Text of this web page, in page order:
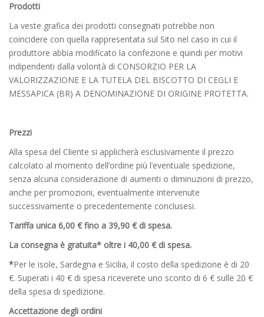
Prodotti
La veste grafica dei prodotti consegnati potrebbe non
coincidere con quella rappresentata sul Sito nel caso in cui il
produttore abbia modificato la confezione e quindi per motivi
indipendenti dalla volontà di CONSORZIO PER LA
VALORIZZAZIONE E LA TUTELA DEL BISCOTTO DI CEGLI E
MESSAPICA (BR) A DENOMINAZIONE DI ORIGINE PROTETTA.
Prezzi
Alla spesa del Cliente si applicherà esclusivamente il prezzo
calcolato al momento dell’ordine più l’eventuale spedizione,
senza alcuna considerazione di aumenti o diminuzioni di prezzo,
anche per promozioni, eventualmente intervenute
successivamente o precedentemente conclusesi.
Tariffa unica 6,00 € fino a 39,90 € di spesa.
La consegna è gratuita* oltre i 40,00 € di spesa.
*Per le isole, Sardegna e Sicilia, il costo della spedizione è di 20
€. Superati i 40 € di spesa riceverete uno sconto di 6 € sulle 20 €
della spesa di spedizione.
Accettazione degli ordini